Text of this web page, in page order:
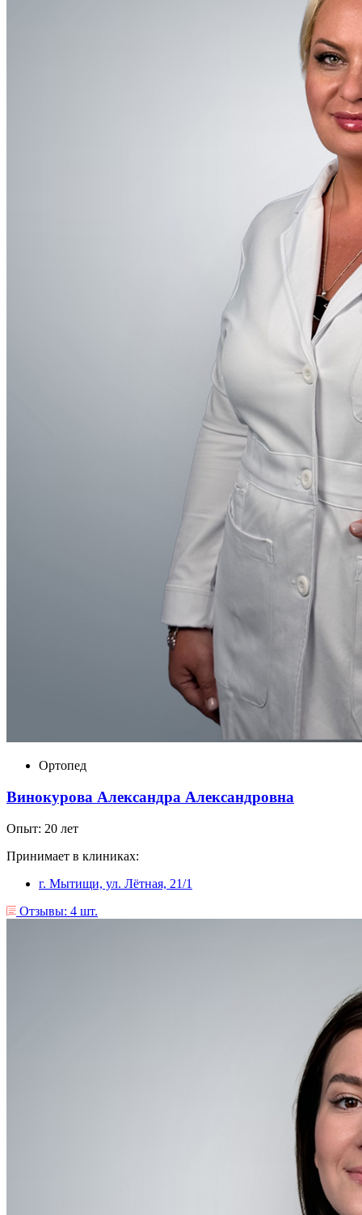
Ортопед
Винокурова Александра Александровна
Опыт: 20 лет
Принимает в клиниках:
г. Мытищи, ул. Лëтная, 21/1
Отзывы: 4 шт.